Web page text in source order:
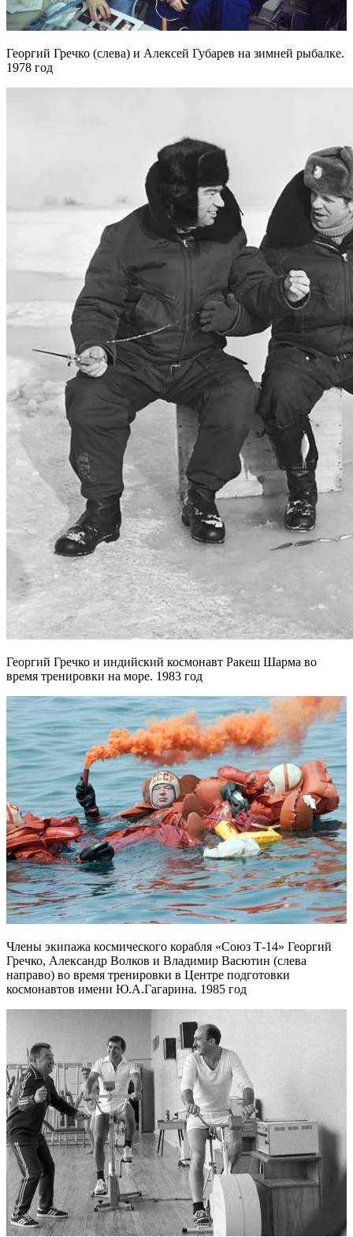
Георгий Гречко (слева) и Алексей Губарев на зимней рыбалке.
1978 год
Георгий Гречко и индийский космонавт Ракеш Шарма во
время тренировки на море. 1983 год
Члены экипажа космического корабля «Союз Т-14» Георгий
Гречко, Александр Волков и Владимир Васютин (слева
направо) во время тренировки в Центре подготовки
космонавтов имени Ю.А.Гагарина. 1985 год